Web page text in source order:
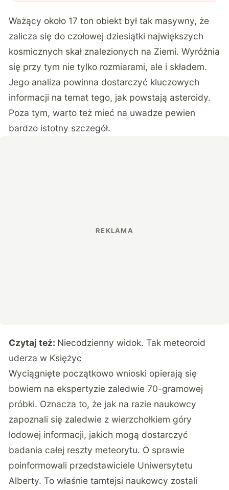
Ważący około 17 ton obiekt był tak masywny, że
zalicza się do czołowej dziesiątki największych
kosmicznych skał znalezionych na Ziemi. Wyróżnia
się przy tym nie tylko rozmiarami, ale i składem.
Jego analiza powinna dostarczyć kluczowych
informacji na temat tego, jak powstają asteroidy.
Poza tym, warto też mieć na uwadze pewien
bardzo istotny szczegół.
Czytaj też: Niecodzienny widok. Tak meteoroid
uderza w Księżyc
Wyciągnięte początkowo wnioski opierają się
bowiem na ekspertyzie zaledwie 70-gramowej
próbki. Oznacza to, że jak na razie naukowcy
zapoznali się zaledwie z wierzchołkiem góry
lodowej informacji, jakich mogą dostarczyć
badania całej reszty meteorytu. O sprawie
poinformowali przedstawiciele Uniwersytetu
Alberty. To właśnie tamtejsi naukowcy zostali